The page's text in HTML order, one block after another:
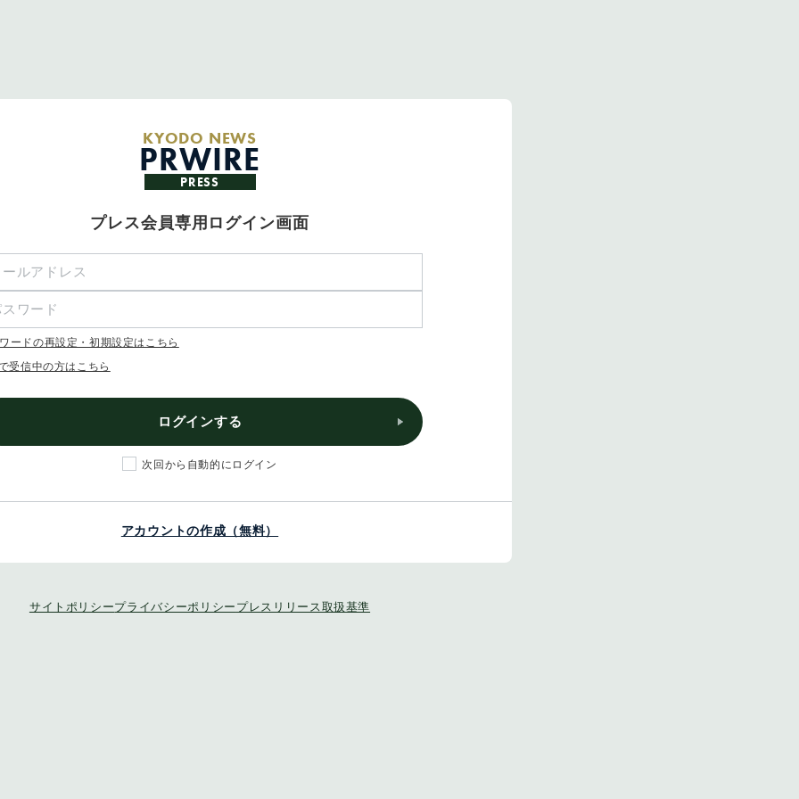
KYODO NEWS
PRWIRE
PRESS
プレス会員専用ログイン画面
ードの再設定・初期設定はこちら
受信中の方はこちら
ログインする
次回から自動的にログイン
アカウントの作成（無料）
サイトポリシープライバシーポリシー プレスリリース取扱基準